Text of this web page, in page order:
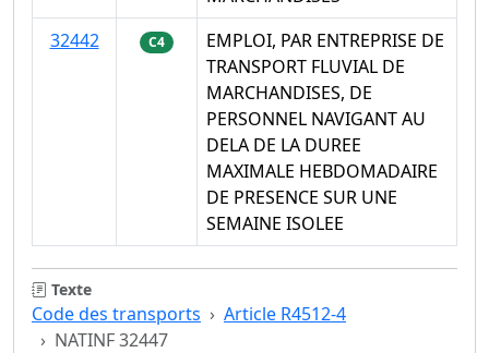
32442
C4
EMPLOI, PAR ENTREPRISE DE
TRANSPORT FLUVIAL DE
MARCHANDISES, DE
PERSONNEL NAVIGANT AU
DELA DE LA DUREE
MAXIMALE HEBDOMADAIRE
DE PRESENCE SUR UNE
SEMAINE ISOLEE
Texte
Code des transports
Article R4512-4
NATINF 32447